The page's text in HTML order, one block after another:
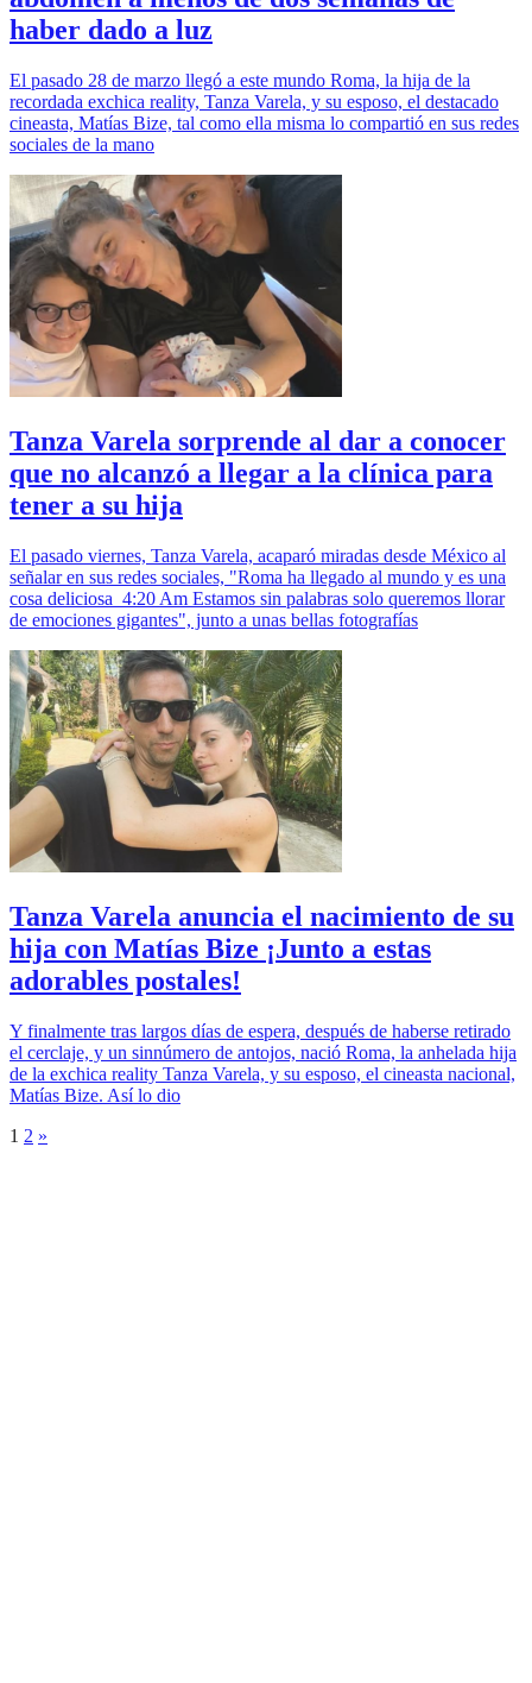
haber dado a luz
El pasado 28 de marzo llegó a este mundo Roma, la hija de la
recordada exchica reality, Tanza Varela, y su esposo, el destacado
cineasta, Matías Bize, tal como ella misma lo compartió en sus redes
sociales de la mano
Tanza Varela sorprende al dar a conocer
que no alcanzó a llegar a la clínica para
tener a su hija
El pasado viernes, Tanza Varela, acaparó miradas desde México al
señalar en sus redes sociales, "Roma ha llegado al mundo y es una
cosa deliciosa 4:20 Am Estamos sin palabras solo queremos llorar
de emociones gigantes", junto a unas bellas fotografías
Tanza Varela anuncia el nacimiento de su
hija con Matías Bize ¡Junto a estas
adorables postales!
Y finalmente tras largos días de espera, después de haberse retirado
el cerclaje, y un sinnúmero de antojos, nació Roma, la anhelada hija
de la exchica reality Tanza Varela, y su esposo, el cineasta nacional,
Matías Bize. Así lo dio
1 2 »